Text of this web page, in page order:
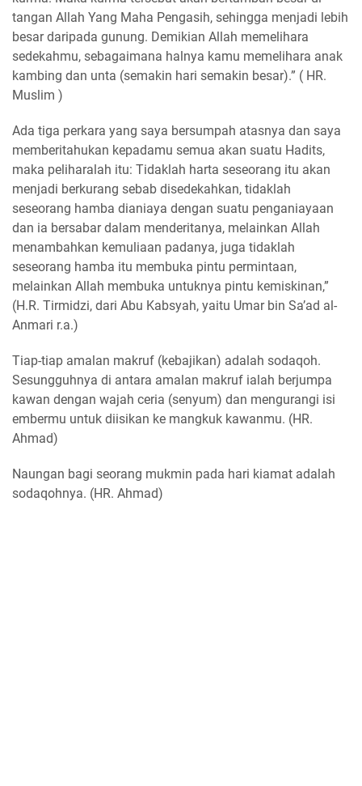
tangan Allah Yang Maha Pengasih, sehingga menjadi lebih
besar daripada gunung. Demikian Allah memelihara
sedekahmu, sebagaimana halnya kamu memelihara anak
kambing dan unta (semakin hari semakin besar).” ( HR.
Muslim )
Ada tiga perkara yang saya bersumpah atasnya dan saya
memberitahukan kepadamu semua akan suatu Hadits,
maka peliharalah itu: Tidaklah harta seseorang itu akan
menjadi berkurang sebab disedekahkan, tidaklah
seseorang hamba dianiaya dengan suatu penganiayaan
dan ia bersabar dalam menderitanya, melainkan Allah
menambahkan kemuliaan padanya, juga tidaklah
seseorang hamba itu membuka pintu permintaan,
melainkan Allah membuka untuknya pintu kemiskinan,”
(H.R. Tirmidzi, dari Abu Kabsyah, yaitu Umar bin Sa’ad al-
Anmari r.a.)
Tiap-tiap amalan makruf (kebajikan) adalah sodaqoh.
Sesungguhnya di antara amalan makruf ialah berjumpa
kawan dengan wajah ceria (senyum) dan mengurangi isi
embermu untuk diisikan ke mangkuk kawanmu. (HR.
Ahmad)
Naungan bagi seorang mukmin pada hari kiamat adalah
sodaqohnya. (HR. Ahmad)